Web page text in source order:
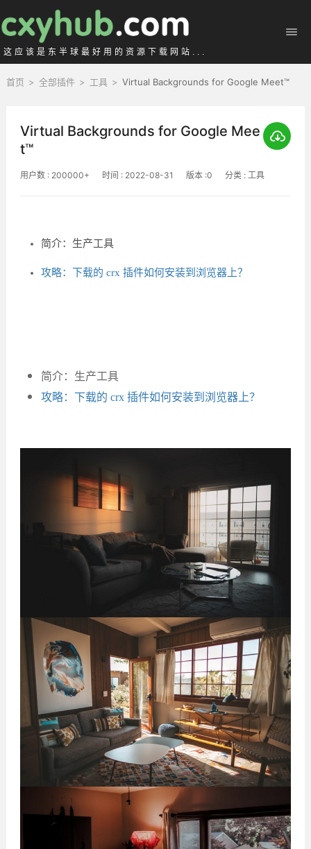
这应该是东半球最好用的资源下载网站...
首页 > 全部插件 > 工具 > Virtual Backgrounds for Google Meet™
Virtual Backgrounds for Google Mee
t™
用户数 : 200000+ 时间 : 2022-08-31 版本 :0 分类 : 工具
简介：生产工具
攻略：下载的 crx 插件如何安装到浏览器上？
简介：生产工具
攻略：下载的 crx 插件如何安装到浏览器上？